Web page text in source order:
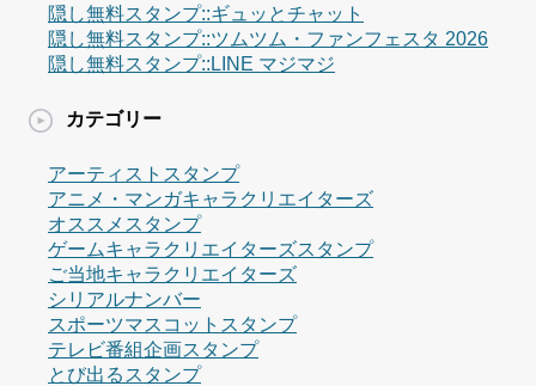
隠し無料スタンプ::ギュッとチャット
隠し無料スタンプ::ツムツム・ファンフェスタ 2026
隠し無料スタンプ::LINE マジマジ
カテゴリー
アーティストスタンプ
アニメ・マンガキャラクリエイターズ
オススメスタンプ
ゲームキャラクリエイターズスタンプ
ご当地キャラクリエイターズ
シリアルナンバー
スポーツマスコットスタンプ
テレビ番組企画スタンプ
とび出るスタンプ